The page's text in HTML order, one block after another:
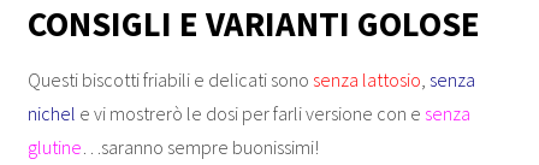
CONSIGLI E VARIANTI GOLOSE
Questi biscotti friabili e delicati sono senza lattosio senza
nichel e vi mostrerò le dosi per farli versione con e senza
glutine …saranno sempre buonissimi!